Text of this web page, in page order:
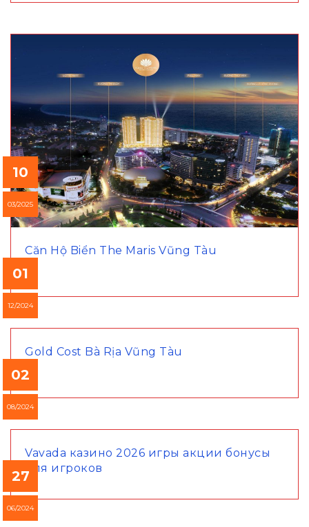
10
03/2025
Căn Hộ Biển The Maris Vũng Tàu
01
12/2024
Gold Cost Bà Rịa Vũng Tàu
02
08/2024
Vavada казино 2026 игры акции бонусы
для игроков
27
06/2024